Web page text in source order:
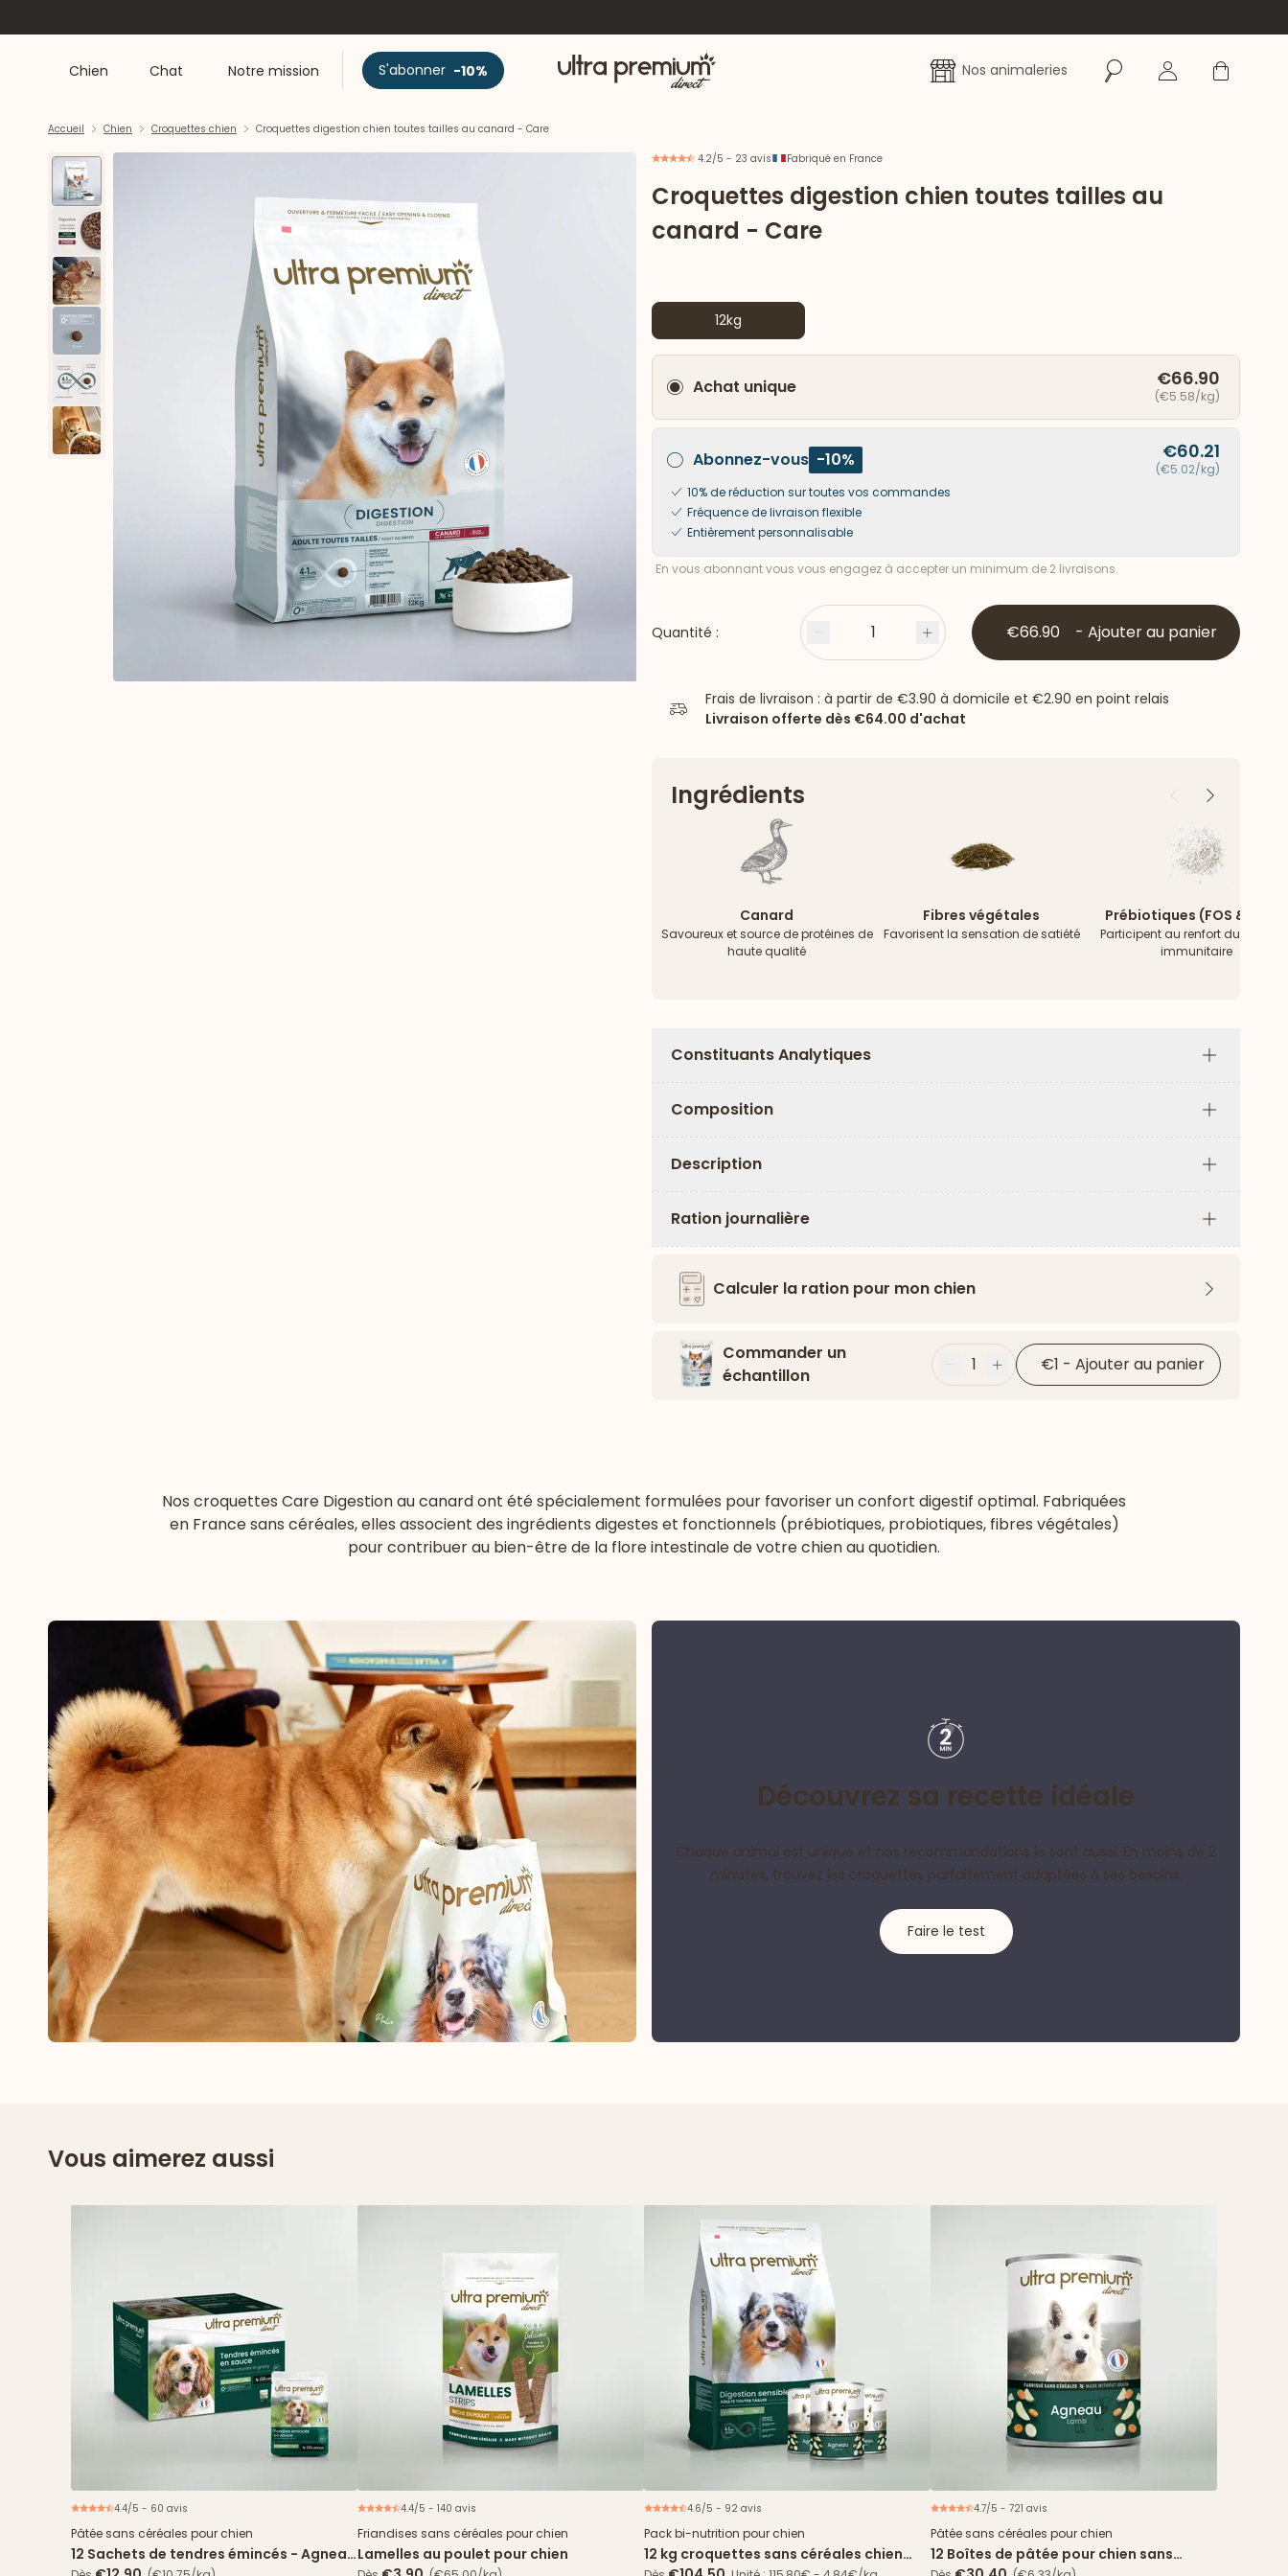
Chien Chat Notre mission S'abonner -10% Accueil Nos animaleries RechercherSe connecter
Panier
Accueil Chien Croquettes chien Croquettes digestion chien toutes tailles au canard - Care
4.2/5 - 23 avis Fabriqué en France
Croquettes digestion chien toutes tailles au
canard - Care
12kg
Achat unique €66.90
(€5.58/kg)
Abonnez-vous -10% €60.21
(€5.02/kg)
10% de réduction sur toutes vos commandes
Fréquence de livraison flexible
Entièrement personnalisable
En vous abonnant vous vous engagez à accepter un minimum de 2 livraisons.
Quantité : Moins 1 Plus €66.90 - Ajouter au panier
Frais de livraison : à partir de €3.90 à domicile et €2.90 en point relais
Livraison offerte dès €64.00 d'achat
Ingrédients PrécédentSuivant
Canard
Savoureux et source de protéines de
haute qualité
Fibres végétales
Favorisent la sensation de satiété
Prébiotiques (FOS & MOS)
Participent au renfort du
immunitaire
Constituants Analytiques
Plus
Composition
Plus
Description
Plus
Ration journalière
Plus
Calculer la ration pour mon chien
Commander un
échantillon
Moins
1 Plus €1 - Ajouter au panier
Nos croquettes Care Digestion au canard ont été spécialement formulées pour favoriser un confort digestif optimal. Fabriquées
en France sans céréales, elles associent des ingrédients digestes et fonctionnels (prébiotiques, probiotiques, fibres végétales)
pour contribuer au bien-être de la flore intestinale de votre chien au quotidien.
Découvrez sa recette idéale
Chaque animal est unique et nos recommandations le sont aussi. En moins de 2
minutes, trouvez les croquettes parfaitement adaptées à ses besoins.
Faire le test
Vous aimerez aussi
4.4/5 - 60 avis
Pâtée sans céréales pour chien
12 Sachets de tendres émincés - Agneau
& haricots verts
4.4/5 - 140 avis
Friandises sans céréales pour chien
Lamelles au poulet pour chien
4.6/5 - 92 avis
Pack bi-nutrition pour chien
12 kg croquettes sans céréales chien
Digestion Sensible + 24 boîtes agneau
4.7/5 - 721 avis
Pâtée sans céréales pour chien
12 Boîtes de pâtée pour chien sans
céréales - Agneau